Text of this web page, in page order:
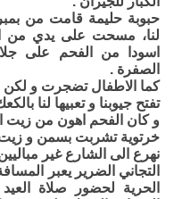
حبوبة حليمة قامت من
لنا، مسحت على يدي من
اسودا من الفحم على
الصفرة .
كما الاطفال تضجرت و
تفتح جيوبنا و تعبيها لنا
و كان الفحم اهون من زيت
خرتوية تشربت بسمن و
نهرع الى الشارع غير
التجاني الضرير يعبر
الحرية لحضور صلاة